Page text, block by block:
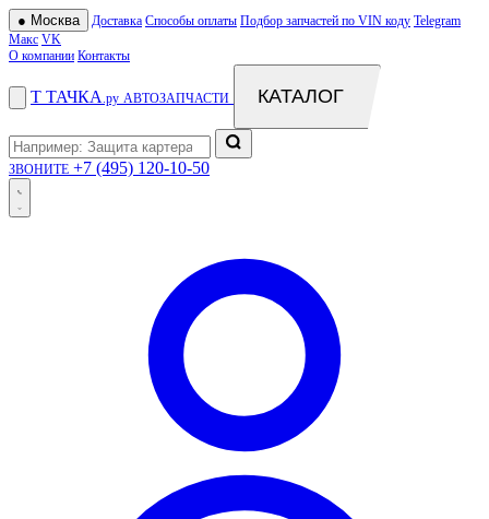
● Москва Доставка Способы оплаты Подбор запчастей по VIN коду Telegram
Макс VK
О компании Контакты
Т ТАЧКА .ру АВТОЗАПЧАСТИ КАТАЛОГ
ЗВОНИТЕ +7 (495) 120-10-50